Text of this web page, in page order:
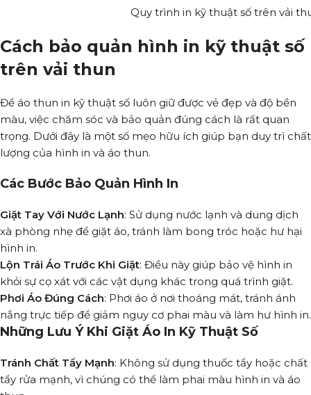
Quy trình in kỹ thuật số trên vải
Cách bảo quản hình in kỹ thuật số
trên vải thun
Để áo thun in kỹ thuật số luôn giữ được vẻ đẹp và độ bền
màu, việc chăm sóc và bảo quản đúng cách là rất quan
trọng. Dưới đây là một số mẹo hữu ích giúp bạn duy trì chất
lượng của hình in và áo thun.
Các Bước Bảo Quản Hình In
Giặt Tay Với Nước Lạnh: Sử dụng nước lạnh và dung dịch
xà phòng nhẹ để giặt áo, tránh làm bong tróc hoặc hư hại
hình in.
Lộn Trái Áo Trước Khi Giặt: Điều này giúp bảo vệ hình in
khỏi sự cọ xát với các vật dụng khác trong quá trình giặt.
Phơi Áo Đúng Cách: Phơi áo ở nơi thoáng mát, tránh ánh
nắng trực tiếp để giảm nguy cơ phai màu và làm hư hình in.
Những Lưu Ý Khi Giặt Áo In Kỹ Thuật Số
Tránh Chất Tẩy Mạnh: Không sử dụng thuốc tẩy hoặc chất
tẩy rửa mạnh, vì chúng có thể làm phai màu hình in và áo